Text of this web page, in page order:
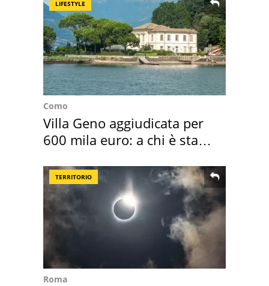
LIFESTYLE
Como
Villa Geno aggiudicata per
600 mila euro: a chi è stata
TERRITORIO
Roma